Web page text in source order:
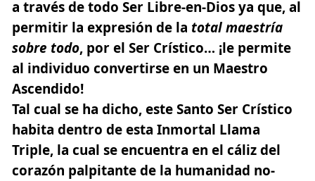
a través de todo Ser Libre-en-Dios ya que, al
permitir la expresión de la total maestría
sobre todo, por el Ser Crístico… ¡le permite
al individuo convertirse en un Maestro
Ascendido!
Tal cual se ha dicho, este Santo Ser Crístico
habita dentro de esta Inmortal Llama
Triple, la cual se encuentra en el cáliz del
corazón palpitante de la humanidad no-